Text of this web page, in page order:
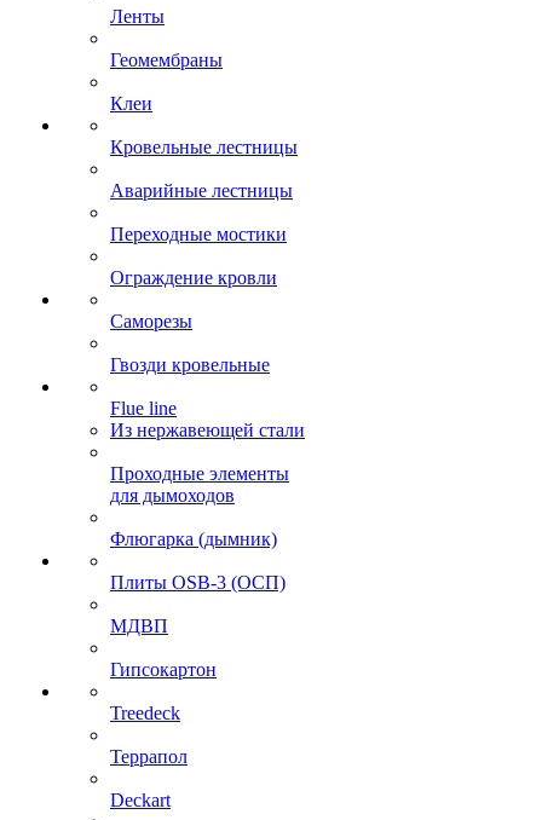
Ленты
Геомембраны
Клеи
Кровельные лестницы
Аварийные лестницы
Переходные мостики
Ограждение кровли
Саморезы
Гвозди кровельные
Flue line
Из нержавеющей стали
Проходные элементы
для дымоходов
Флюгарка (дымник)
Плиты OSB-3 (ОСП)
МДВП
Гипсокартон
Treedeck
Террапол
Deckart